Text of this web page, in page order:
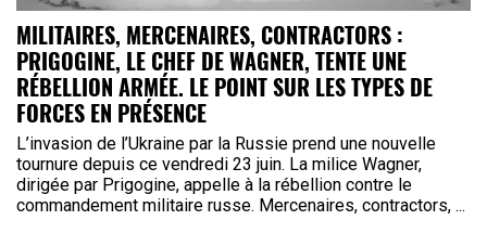
MILITAIRES, MERCENAIRES, CONTRACTORS :
PRIGOGINE, LE CHEF DE WAGNER, TENTE UNE
RÉBELLION ARMÉE. LE POINT SUR LES TYPES DE
FORCES EN PRÉSENCE
L’invasion de l’Ukraine par la Russie prend une nouvelle
tournure depuis ce vendredi 23 juin. La milice Wagner,
dirigée par Prigogine, appelle à la rébellion contre le
commandement militaire russe. Mercenaires, contractors, ...